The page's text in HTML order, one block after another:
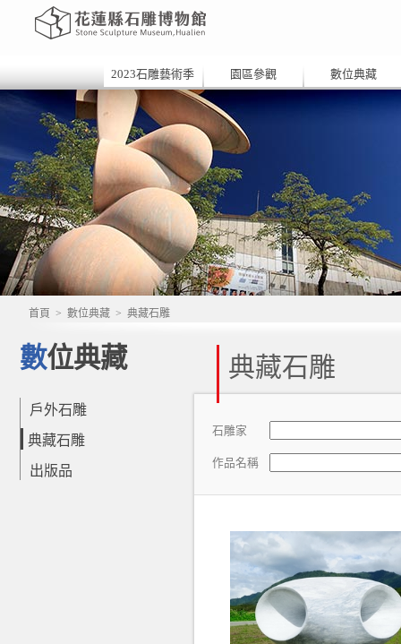
2023石雕藝術季 園區參觀 數位典藏
首頁 > 數位典藏 > 典藏石雕
數位典藏
戶外石雕
典藏石雕
出版品
典藏石雕
石雕家
作品名稱